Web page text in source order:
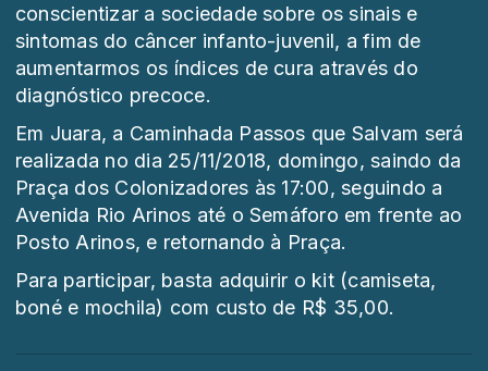
conscientizar a sociedade sobre os sinais e
sintomas do câncer infanto-juvenil, a fim de
aumentarmos os índices de cura através do
diagnóstico precoce.
Em Juara, a Caminhada Passos que Salvam será
realizada no dia 25/11/2018, domingo, saindo da
Praça dos Colonizadores às 17:00, seguindo a
Avenida Rio Arinos até o Semáforo em frente ao
Posto Arinos, e retornando à Praça.
Para participar, basta adquirir o kit (camiseta,
boné e mochila) com custo de R$ 35,00.